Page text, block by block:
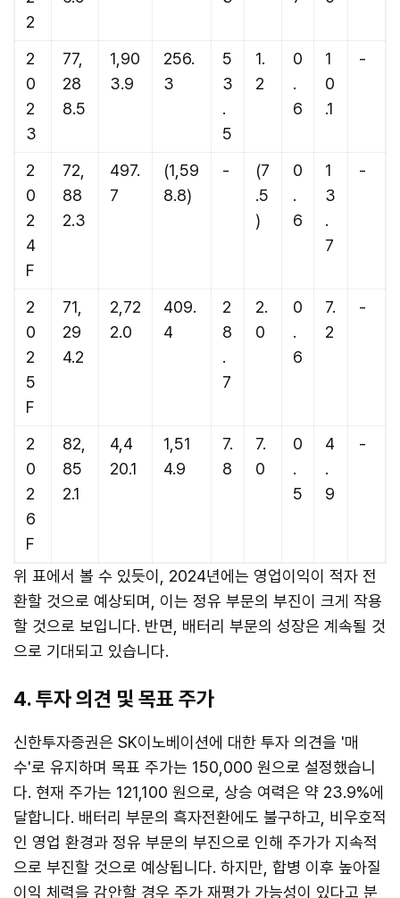
2
2
0
2
3
77,
28
8.5
1,90
3.9
256.
3
5
3
.
5
1.
2
0
.
6
1
0
.1
-
2
0
2
4
F
72,
88
2.3
497.
7
(1,59
8.8)
-
(7
.5
)
0
.
6
1
3
.
7
-
2
0
2
5
F
71,
29
4.2
2,72
2.0
409.
4
2
8
.
7
2.
0
0
.
6
7.
2
-
2
0
2
6
F
82,
85
2.1
4,4
20.1
1,51
4.9
7.
8
7.
0
0
.
5
4
.
9
-
위 표에서 볼 수 있듯이, 2024년에는 영업이익이 적자 전
환할 것으로 예상되며, 이는 정유 부문의 부진이 크게 작용
할 것으로 보입니다. 반면, 배터리 부문의 성장은 계속될 것
으로 기대되고 있습니다.
4. 투자 의견 및 목표 주가
신한투자증권은 SK이노베이션에 대한 투자 의견을 '매
수'로 유지하며 목표 주가는 150,000 원으로 설정했습니
다. 현재 주가는 121,100 원으로, 상승 여력은 약 23.9%에
달합니다. 배터리 부문의 흑자전환에도 불구하고, 비우호적
인 영업 환경과 정유 부문의 부진으로 인해 주가가 지속적
으로 부진할 것으로 예상됩니다. 하지만, 합병 이후 높아질
이익 체력을 감안할 경우 주가 재평가 가능성이 있다고 분